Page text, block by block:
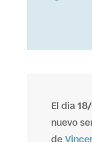
El dia
nuevo
de